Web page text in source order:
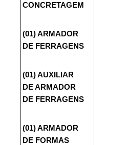
CONCRETAGEM
(01) ARMADOR
DE FERRAGENS
(01) AUXILIAR
DE ARMADOR
DE FERRAGENS
(01) ARMADOR
DE FORMAS